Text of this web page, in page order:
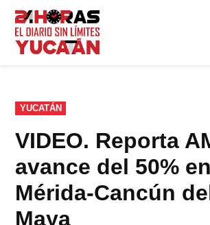
Saltar
contenido
PUBLICADO
EN
YUCATÁN
VIDEO. Reporta
avance del 50%
Mérida-Cancún
Maya